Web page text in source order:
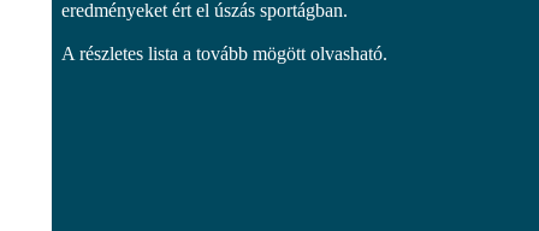
eredményeket ért el úszás sportágban.
A részletes lista a tovább mögött olvasható.